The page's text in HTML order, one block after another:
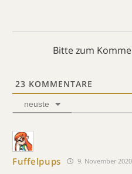
Bitte zum
23 KOMMENTARE
neuste
Fuffelpups 9. November